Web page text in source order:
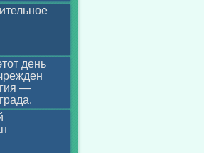
день
—